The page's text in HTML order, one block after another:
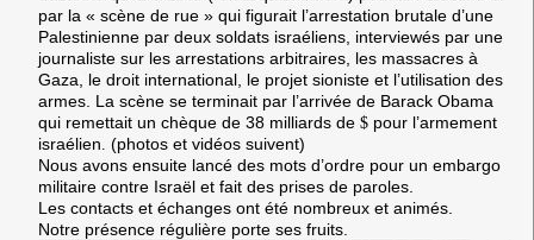
par la « scène de rue » qui figurait l’arrestation brutale d’une
Palestinienne par deux soldats israéliens, interviewés par une
journaliste sur les arrestations arbitraires, les massacres à
Gaza, le droit international, le projet sioniste et l’utilisation des
armes. La scène se terminait par l’arrivée de Barack Obama
qui remettait un chèque de 38 milliards de $ pour l’armement
israélien (photos et vidéos suivent)
Nous avons ensuite lancé des mots d’ordre pour un embargo
militaire contre Israël et fait des prises de paroles.
Les contacts et échanges ont été nombreux et animés.
Notre présence régulière porte ses fruits.